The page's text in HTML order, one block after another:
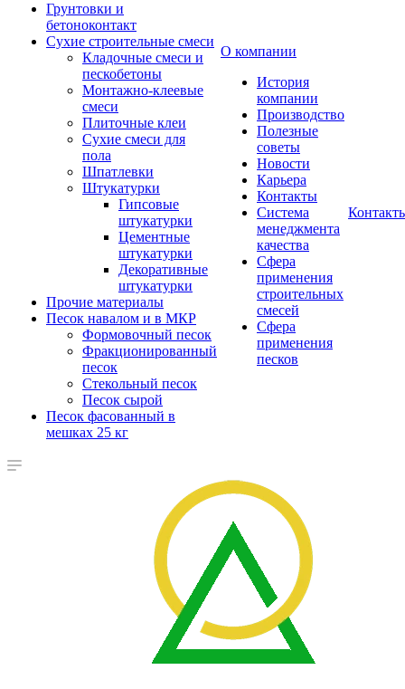
Грунтовки и
бетоноконтакт
Сухие строительные смеси
Кладочные смеси и
пескобетоны
Монтажно-клеевые
смеси
Плиточные клеи
Сухие смеси для
пола
Шпатлевки
Штукатурки
Гипсовые
штукатурки
Цементные
штукатурки
Декоративные
штукатурки
Прочие материалы
Песок навалом и в МКР
Формовочный песок
Фракционированный
песок
Стекольный песок
Песок сырой
Песок фасованный в
мешках 25 кг
О компании
История
компании
Производство
Полезные
советы
Новости
Карьера
Контакты
Система
менеджмента
качества
Сфера
применения
строительных
смесей
Сфера
применения
песков